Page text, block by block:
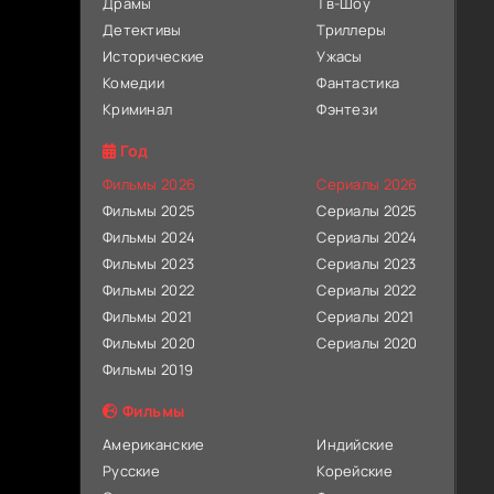
Детективы
Исторические
Комедии
Криминал
Триллеры
Ужасы
Фантастика
Фэнтези
Год
Фильмы 2026
Фильмы 2025
Фильмы 2024
Фильмы 2023
Фильмы 2022
Фильмы 2021
Фильмы 2020
Фильмы 2019
Сериалы 2026
Сериалы 2025
Сериалы 2024
Сериалы 2023
Сериалы 2022
Сериалы 2021
Сериалы 2020
Фильмы
Американские
Русские
Индийские
Корейские